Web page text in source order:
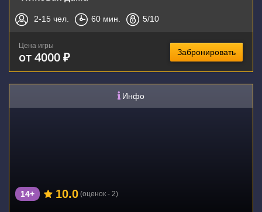
2-15 чел. 60 мин. 5/10
Цена игры
от 4000 ₽ Забронировать
Инфо
14+ 10.0 (оценок - 2)